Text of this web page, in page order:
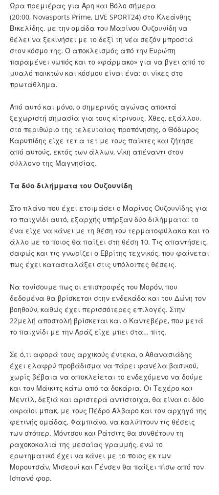
Ώρα πρεμιέρας για Άρη και Βόλο σήμερα
(20:00, Novasports Prime, LIVE SPORT24) στο Κλεάνθης
Βικελίδης, με την ομάδα του Μαρίνου Ουζουνίδη να
θέλει να ξεκινήσει με το δεξί τη νέα σεζόν μπροστά
στον κόσμο της. Ο αποκλεισμός από την Ευρώπη
παραμένει νωπός και το «φάρμακο» για να βγει από το
μυαλό παικτών και κόσμου είναι ένα: οι νίκες στο
πρωτάθλημα.
Από αυτό και μόνο, ο σημερινός αγώνας αποκτά
ξεχωριστή σημασία για τους κίτρινους. Χθες, εξάλλου,
στο περιθώριο της τελευταίας προπόνησης, ο Θόδωρος
Καρυπίδης είχε τετ α τετ με τους παίκτες και ζήτησε
από αυτούς, εκτός των άλλων, νίκη απέναντι στον
σύλλογο της Μαγνησίας.
Τα δύο διλήμματα του Ουζουνίδη
Στο πλάνο που έχει ετοιμάσει ο Μαρίνος Ουζουνίδης για
το παιχνίδι αυτό, εξαρχής υπήρξαν δύο διλήμματα: το
ένα είχε να κάνει με τη θέση του τερματοφύλακα και το
άλλο με το ποιος θα παίξει στη θέση 10. Τις απαντήσεις,
σαφώς και τις γνωρίζει ο Εβρίτης τεχνικός, που φαίνεται
πως έχει κατασταλάξει στις υπόλοιπες θέσεις.
Να τονίσουμε πως οι επιστροφές του Μορόν, που
δεδομένα θα βρίσκεται στην ενδεκάδα και του Δώνη τον
βοηθούν, καθώς έχει περισσότερες επιλογές. Στην
22μελή αποστολή βρίσκεται και ο Καντεβέρε, που μετά
το παιχνίδι με την Αράζ είχε μπει στα… πιτς.
Σε ό,τι αφορά τους αρχικούς έντεκα, ο Αθανασιάδης
έχει ελαφρύ προβάδισμα να πάρει φανέλα βασικού,
χωρίς βέβαια να αποκλείεται το ενδεχόμενο να δούμε
και τον Μάικιτς κάτω από τα δοκάρια. Οι Τεχέρο και
Μεντίλ, δεξιά και αριστερά αντίστοιχα, θα είναι οι δύο
ακραίοι μπακ, με τους Πέδρο Άλβαρο και τον αρχηγό της
φετινής ομάδας, Φαμπιάνο, να καλύπτουν τις θέσεις
των στόπερ. Μόντσου και Ράτσιτς θα συνθέτουν τη
ραχοκοκαλιά της μεσαίας γραμμής, ενώ το
ερωτηματικό έχει να κάνει με το ποιος εκ των
Μορουτσάν, Μισεουί και Γένσεν θα παίξει πίσω από τον
Ισπανό φορ.